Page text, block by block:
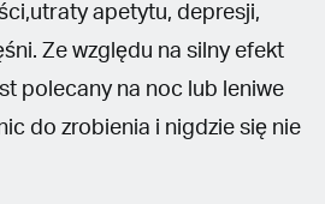
apetytu, depresji,
Ze względu na silny efekt
polecany na noc lub leniwe
do zrobienia i nigdzie się nie